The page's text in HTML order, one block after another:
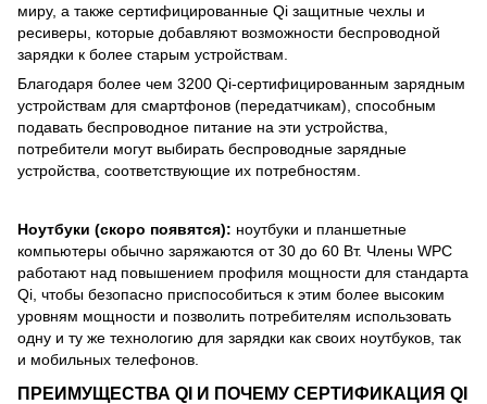
миру, а также сертифицированные Qi защитные чехлы и
ресиверы, которые добавляют возможности беспроводной
зарядки к более старым устройствам.
Благодаря более чем 3200 Qi-сертифицированным зарядным
устройствам для смартфонов (передатчикам), способным
подавать беспроводное питание на эти устройства,
потребители могут выбирать беспроводные зарядные
устройства, соответствующие их потребностям.
Ноутбуки (скоро появятся): ноутбуки и планшетные
компьютеры обычно заряжаются от 30 до 60 Вт. Члены WPC
работают над повышением профиля мощности для стандарта
Qi, чтобы безопасно приспособиться к этим более высоким
уровням мощности и позволить потребителям использовать
одну и ту же технологию для зарядки как своих ноутбуков, так
и мобильных телефонов.
ПРЕИМУЩЕСТВА QI И ПОЧЕМУ СЕРТИФИКАЦИЯ QI